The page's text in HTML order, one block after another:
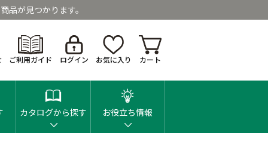
品が見つかります。
ご利用ガイド ログイン お気に入り カート
カタログから探す お役立ち情報